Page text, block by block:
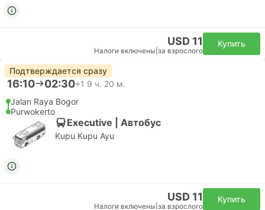
USD 11
Налоги включены за взрослого
Купить
Подтверждается сразу
16:10 02:30+1 9 ч. 20 м.
Jalan Raya Bogor
Purwokerto
Executive | Автобус
Kupu Kupu Ayu
USD 11
Налоги включены за взрослого
Купить